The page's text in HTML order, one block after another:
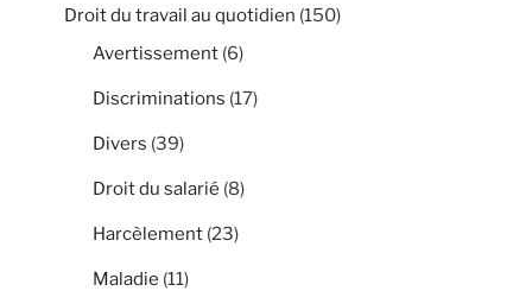
Droit du travail au quotidien (150)
Avertissement (6)
Discriminations (17)
Divers (39)
Droit du salarié (8)
Harcèlement (23)
Maladie (11)